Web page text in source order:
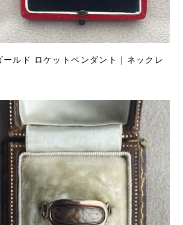
ルド ロケットペンダント｜ネックレ